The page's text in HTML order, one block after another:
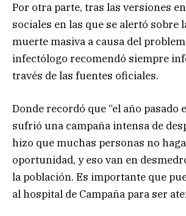
Por otra parte, tras las versiones
sociales en las que se alertó sobre
muerte masiva a causa del
infectólogo recomendó siempre
través de las fuentes oficiales.
Donde recordó que “el año pasado
sufrió una campaña intensa de
hizo que muchas personas no
oportunidad, y eso van en
la población. Es importante que
al hospital de Campaña para ser